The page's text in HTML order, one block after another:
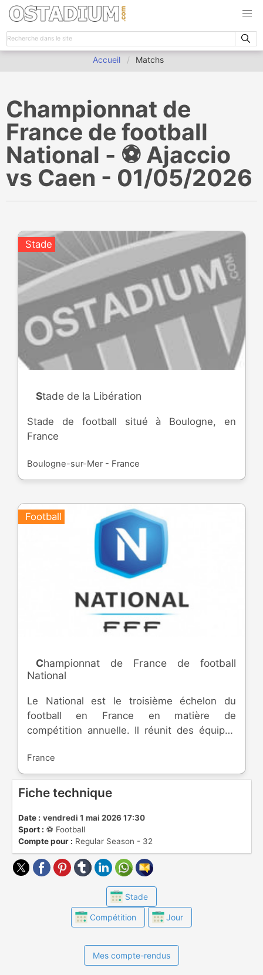
Accueil Matchs
Championnat de
France de football
National - ⚽️ Ajaccio
vs Caen - 01/05/2026
Stade
Stade de la Libération
Stade de football situé à Boulogne, en
France
Boulogne-sur-Mer - France
Football
Championnat de France de football
National
Le National est le troisième échelon du
football en France en matière de
compétition annuelle. Il réunit des équipes
amateurs, depuis sa création en 1993. Elle
permet d'accéder à la Ligue 2, ou de
rétrograder en National 2.
France
Fiche technique
Date : vendredi 1 mai 2026 17:30
Sport : ⚽️ Football
Compte pour : Regular Season - 32
Stade
Compétition Jour
Mes compte-rendus